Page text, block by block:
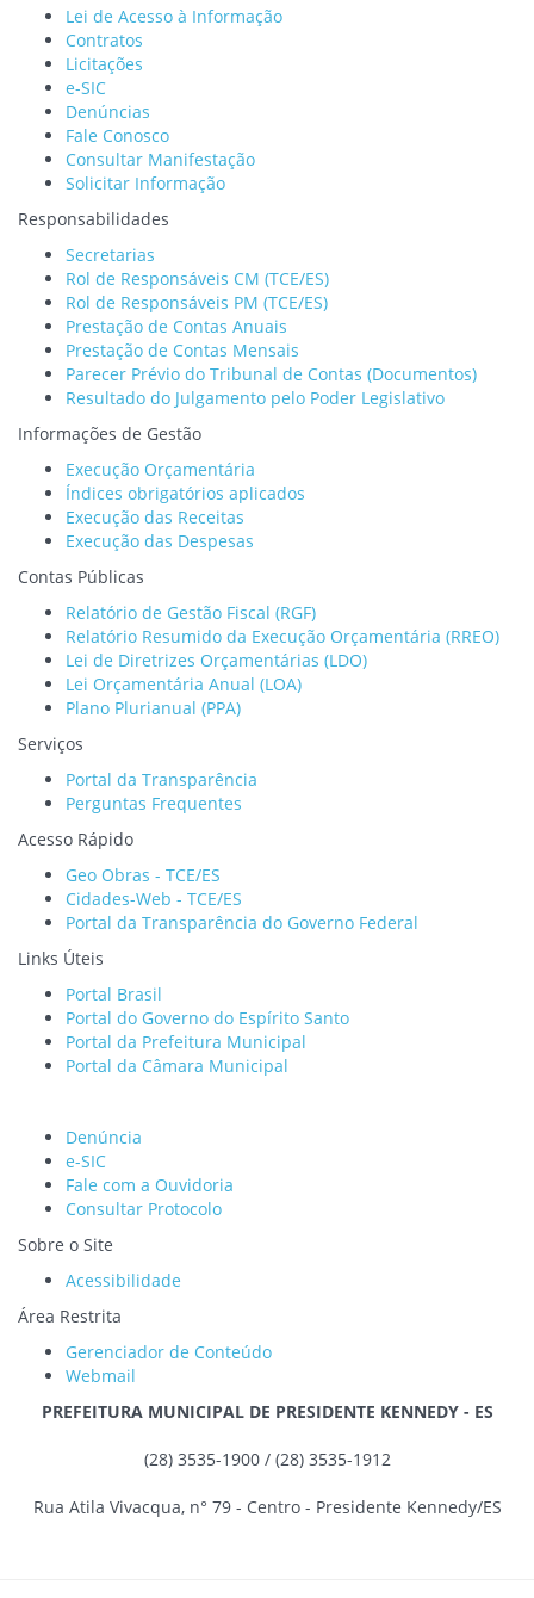
Lei de Acesso à Informação
Contratos
Licitações
e-SIC
Denúncias
Fale Conosco
Consultar Manifestação
Solicitar Informação
Responsabilidades
Secretarias
Rol de Responsáveis CM (TCE/ES)
Rol de Responsáveis PM (TCE/ES)
Prestação de Contas Anuais
Prestação de Contas Mensais
Parecer Prévio do Tribunal de Contas (Documentos)
Resultado do Julgamento pelo Poder Legislativo
Informações de Gestão
Execução Orçamentária
Índices obrigatórios aplicados
Execução das Receitas
Execução das Despesas
Contas Públicas
Relatório de Gestão Fiscal (RGF)
Relatório Resumido da Execução Orçamentária (RREO)
Lei de Diretrizes Orçamentárias (LDO)
Lei Orçamentária Anual (LOA)
Plano Plurianual (PPA)
Serviços
Portal da Transparência
Perguntas Frequentes
Acesso Rápido
Geo Obras - TCE/ES
Cidades-Web - TCE/ES
Portal da Transparência do Governo Federal
Links Úteis
Portal Brasil
Portal do Governo do Espírito Santo
Portal da Prefeitura Municipal
Portal da Câmara Municipal
Denúncia
e-SIC
Fale com a Ouvidoria
Consultar Protocolo
Sobre o Site
Acessibilidade
Área Restrita
Gerenciador de Conteúdo
Webmail
PREFEITURA MUNICIPAL DE PRESIDENTE KENNEDY - ES
(28) 3535-1900 / (28) 3535-1912
Rua Atila Vivacqua, n° 79 - Centro - Presidente Kennedy/ES